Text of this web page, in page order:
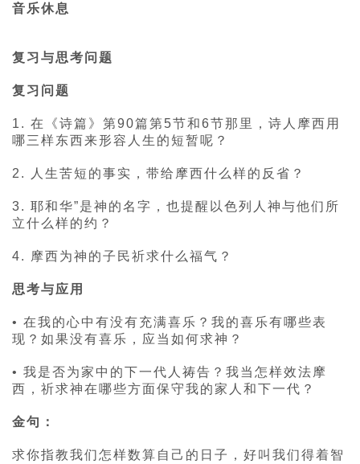
音乐休息
复习与思考问题
复习问题
1. 在《诗篇》第90篇第5节和6节那里，诗人摩西用
哪三样东西来形容人生的短暂呢？
2. 人生苦短的事实，带给摩西什么样的反省？
3. 耶和华”是神的名字，也提醒以色列人神与他们所
立什么样的约？
4. 摩西为神的子民祈求什么福气？
思考与应用
• 在我的心中有没有充满喜乐？我的喜乐有哪些表
现？如果没有喜乐，应当如何求神？
• 我是否为家中的下一代人祷告？我当怎样效法摩
西，祈求神在哪些方面保守我的家人和下一代？
金句：
求你指教我们怎样数算自己的日子，好叫我们得着智